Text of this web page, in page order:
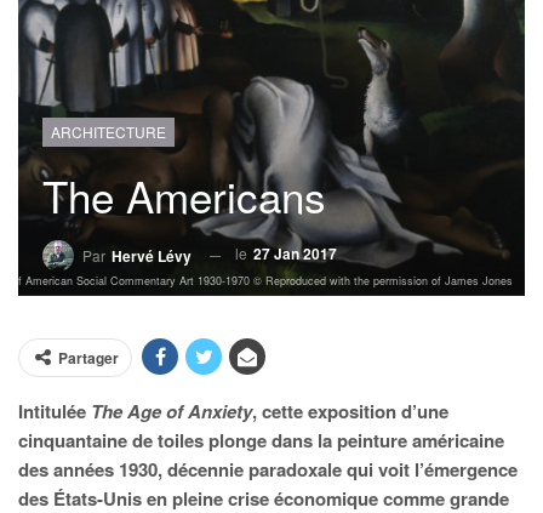
ARCHITECTURE
The Americans
Par Hervé Lévy le 27 Jan 2017
American Social Commentary Art 1930-1970 © Reproduced with the permission of James Jones
Partager
Intitulée The Age of Anxiety, cette exposition d’une
cinquantaine de toiles plonge dans la peinture américaine
des années 1930, décennie paradoxale qui voit l’émergence
des États-Unis en pleine crise économique comme grande